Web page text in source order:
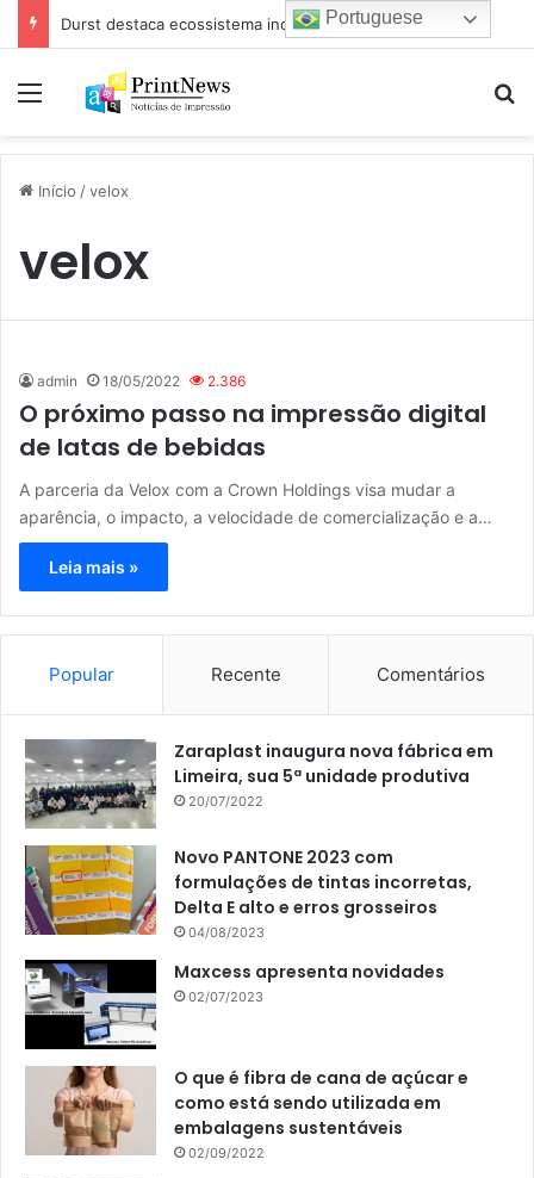
Durst destaca ecossistema industrial para impressão e estamparia digital na Febratex 2026
Menu
Início /velox
velox
admin 18/05/2022 2.386
O próximo passo na impressão digital
de latas de bebidas
A parceria da Velox com a Crown Holdings visa mudar a
aparência, o impacto, a velocidade de comercialização e a…
Leia mais »
Popular Recente Comentários
Zaraplast inaugura nova fábrica em
Limeira, sua 5ª unidade produtiva
20/07/2022
Novo PANTONE 2023 com
formulações de tintas incorretas,
Delta E alto e erros grosseiros
04/08/2023
Maxcess apresenta novidades
02/07/2023
O que é fibra de cana de açúcar e
como está sendo utilizada em
embalagens sustentáveis
02/09/2022
Portuguese